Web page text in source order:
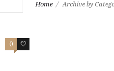
Home Archive by
0 0